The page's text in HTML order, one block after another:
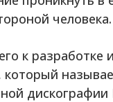
человека.
к разработке
который
дискографии